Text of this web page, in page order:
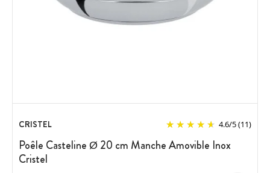
CRISTEL 4.6/5(11)
Poêle Casteline Ø 20 cm Manche Amovible Inox
Cristel